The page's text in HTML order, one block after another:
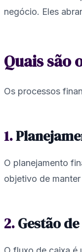
negócio. Eles
Quais são
Os processos
1.
O planejamento
objetivo de
2.Gestão